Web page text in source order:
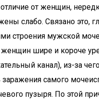
от женщин,
слабо. Связано это,
строения мужской
шире и короче
канал), из-за
заражения самого
пузыря. По этой